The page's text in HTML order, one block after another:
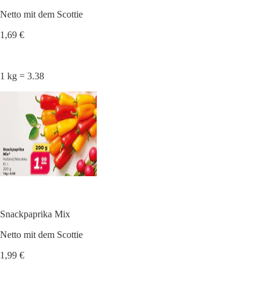
Netto mit dem Scottie
1,69 €
1 kg = 3.38
Snackpaprika Mix
Netto mit dem Scottie
1,99 €